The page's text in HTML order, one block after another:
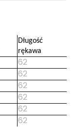
Długość
rękawa
62
62
62
62
62
62